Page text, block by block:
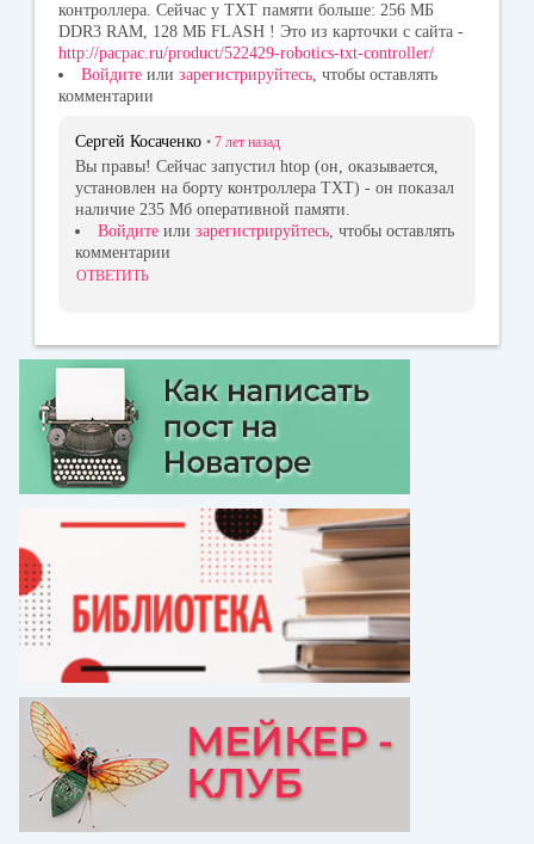
контроллера. Сейчас у ТХТ памяти больше: 256 МБ
DDR3 RAM, 128 МБ FLASH ! Это из карточки с сайта -
http://pacpac.ru/product/522429-robotics-txt-controller/
Войдите или зарегистрируйтесь, чтобы оставлять
комментарии
Сергей Косаченко • 7 лет назад
Вы правы! Сейчас запустил htop (он, оказывается,
установлен на борту контроллера TXT) - он показал
наличие 235 Мб оперативной памяти.
Войдите или зарегистрируйтесь , чтобы оставлять
комментарии
ОТВЕТИТЬ